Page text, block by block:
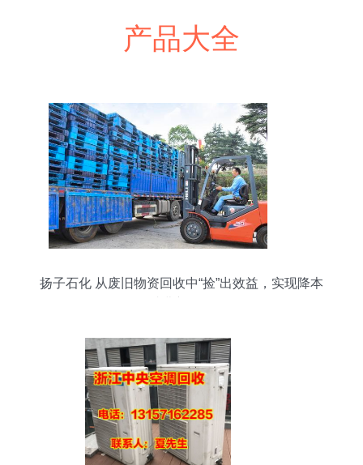
产品大全
扬子石化 从废旧物资回收中“捡”出效益，实现降本